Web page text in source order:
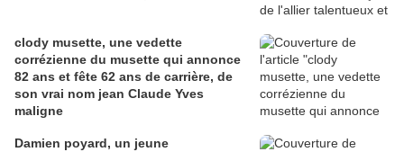
clody musette, une vedette
corrézienne du musette qui annonce
82 ans et fête 62 ans de carrière, de
son vrai nom jean Claude Yves
maligne
Damien poyard, un jeune